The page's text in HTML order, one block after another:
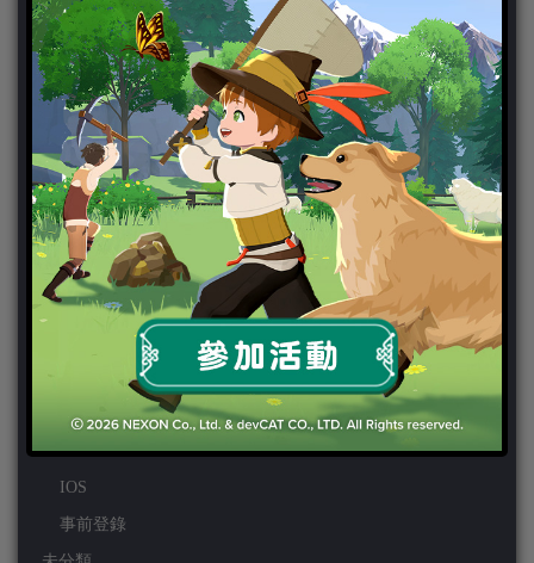
家用遊戲
3DS
PC
PS VITA
PS3
PS4
PSP
Wii
Wiiu
XBOX ONE
XBOX360
手機遊戲
Android
IOS
事前登錄